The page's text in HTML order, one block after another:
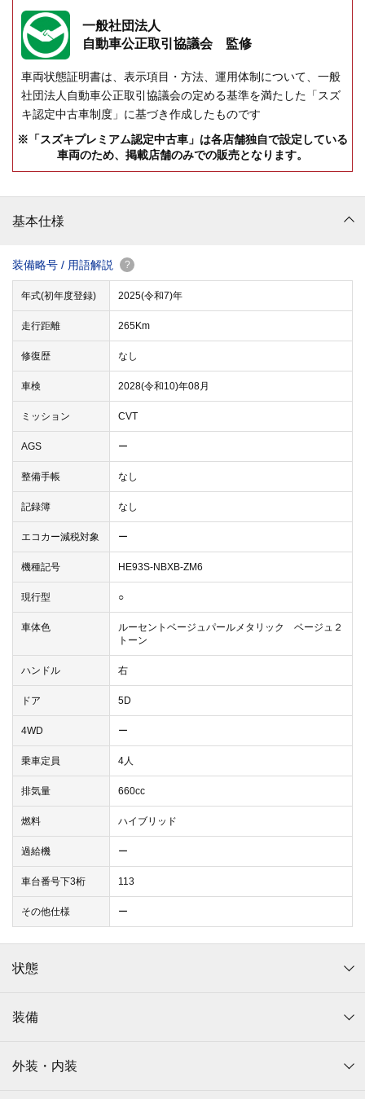
一般社団法人
自動車公正取引協議会 監修
車両状態証明書は、表示項目・方法、運用体制について、一般
社団法人自動車公正取引協議会の定める基準を満たした「スズ
キ認定中古車制度」に基づき作成したものです
※「スズキプレミアム認定中古車」は各店舗独自で設定している
車両のため、掲載店舗のみでの販売となります。
基本仕様
装備略号 / 用語解説 ?
年式(初年度登録) 2025(令和7)年
走行距離 265Km
修復歴 なし
車検 2028(令和10)年08月
ミッション CVT
AGS ー
整備手帳 なし
記録簿 なし
エコカー減税対象 ー
機種記号 HE93S-NBXB-ZM6
現行型 ○
車体色
ルーセントベージュパールメタリック ベージュ２
トーン
ハンドル 右
ドア 5D
4WD ー
乗車定員 4人
排気量 660cc
燃料 ハイブリッド
過給機 ー
車台番号下3桁 113
その他仕様 ー
状態
装備
外装・内装